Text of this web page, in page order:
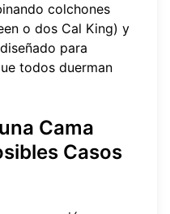
colchones
o dos Cal King) y
para
todos duerman
Cama
Casos